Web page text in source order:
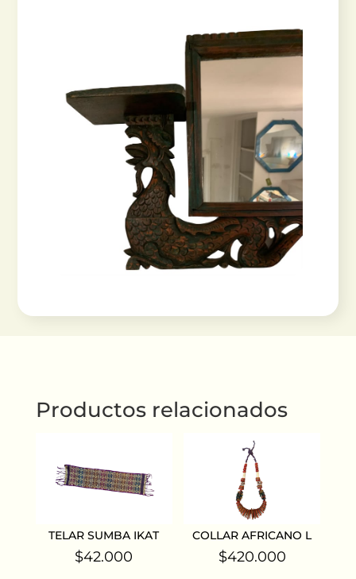
Productos relacionados
TELAR SUMBA IKAT
$42.000
COLLAR AFRICANO L
$420.000